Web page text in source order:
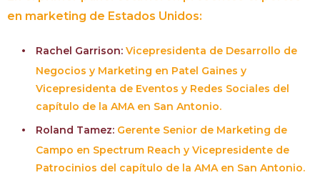
en marketing de Estados Unidos:
Rachel Garrison: Vicepresidenta de Desarrollo de
Negocios y Marketing en Patel Gaines y
Vicepresidenta de Eventos y Redes Sociales del
capítulo de la AMA en San Antonio.
Roland Tamez: Gerente Senior de Marketing de
Campo en Spectrum Reach y Vicepresidente de
Patrocinios del capítulo de la AMA en San Antonio.